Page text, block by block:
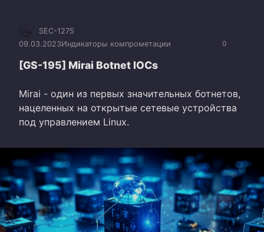
0
SEC-1275
09.03.2023Индикаторы компрометации
[GS-195] Mirai Botnet IOCs
Mirai - один из первых значительных ботнетов,
нацеленных на открытые сетевые устройства
под управлением Linux.